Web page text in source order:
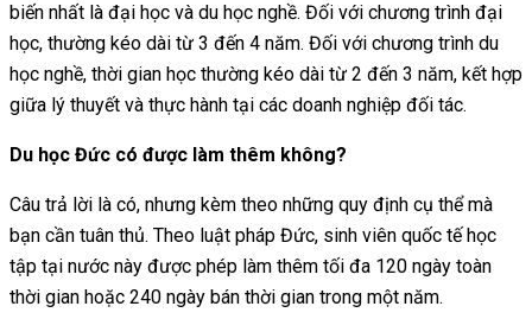
biến nhất là đại học và du học nghề. Đối với chương trình đại
học, thường kéo dài từ 3 đến 4 năm. Đối với chương trình du
học nghề, thời gian học thường kéo dài từ 2 đến 3 năm, kết hợp
giữa lý thuyết và thực hành tại các doanh nghiệp đối tác.
Du học Đức có được làm thêm không?
Câu trả lời là có, nhưng kèm theo những quy định cụ thể mà
bạn cần tuân thủ. Theo luật pháp Đức, sinh viên quốc tế học
tập tại nước này được phép làm thêm tối đa 120 ngày toàn
thời gian hoặc 240 ngày bán thời gian trong một năm.